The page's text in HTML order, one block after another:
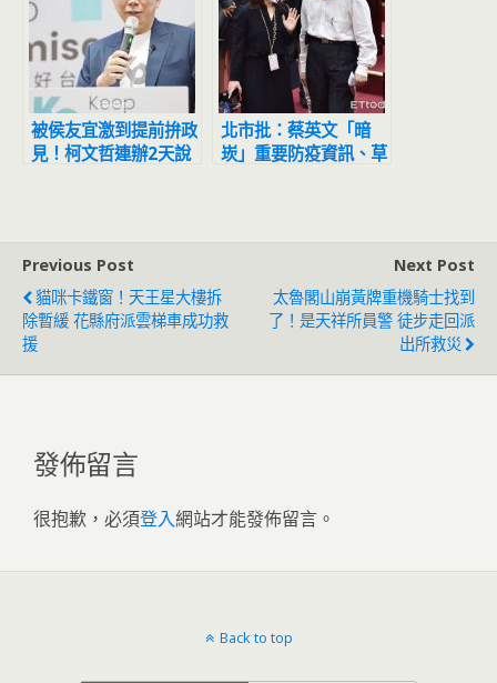
被侯友宜激到提前拚政
見！柯文哲連辦2天說
北市批：蔡英文「暗
崁」重要防疫資訊、草
Previous Post
貓咪卡鐵窗！天王星大樓拆
除暫緩 花縣府派雲梯車成功救
援
Next Post
太魯閣山崩黃牌重機騎士找到
了！是天祥所員警 徒步走回派
出所救災
發佈留言
很抱歉，必須登入網站才能發佈留言。
Back to top